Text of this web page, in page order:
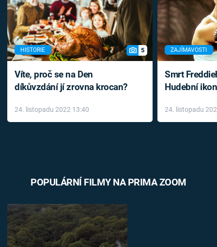
HISTORIE 5
Víte, proč se na Den
díkůvzdání jí zrovna krocan?
24. listopadu 2022 13:40
ZAJÍMAVOSTI
Smrt
Hudební
léky
24. listopadu
POPULÁRNÍ FILMY NA PRIMA ZOOM